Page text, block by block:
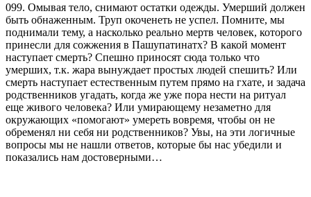
099. Омывая тело, снимают остатки одежды. Умерший должен
быть обнаженным. Труп окоченеть не успел. Помните, мы
поднимали тему, а насколько реально мертв человек, которого
принесли для сожжения в Пашупатинатх? В какой момент
наступает смерть? Спешно приносят сюда только что
умерших, т.к. жара вынуждает простых людей спешить? Или
смерть наступает естественным путем прямо на гхате, и задача
родственников угадать, когда же уже пора нести на ритуал
еще живого человека? Или умирающему незаметно для
окружающих «помогают» умереть вовремя, чтобы он не
обременял ни себя ни родственников? Увы, на эти логичные
вопросы мы не нашли ответов, которые бы нас убедили и
показались нам достоверными…